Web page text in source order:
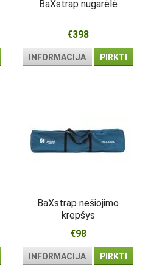
BaXstrap nugarėlė
€398
INFORMACIJA PIRKTI
BaXstrap nešiojimo
krepšys
€98
INFORMACIJA PIRKTI